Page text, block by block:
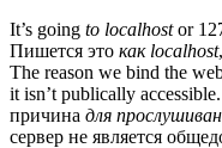
It’s going to localhostor
Пишется это как localhost
The reason we bind the
it isn’t publically accessible.
причина для
сервер не является